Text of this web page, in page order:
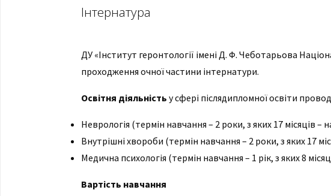
Інтернатура
ДУ «Інститут геронтології імені Д. Ф. Чеботарьова
проходження очної частини інтернатури.
Освітня діяльністьу сфері післядипломної освіти
Неврологія (термін навчання – 2 роки, з яких 17 місяців –
Внутрішні хвороби (термін навчання – 2 роки, з яких 17
Медична психологія (термін навчання – 1 рік, з яких 8
Вартість навчання